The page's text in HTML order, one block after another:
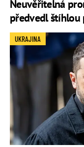
Neuvěřitelná
předvedl štíhlou
UKRAJINA